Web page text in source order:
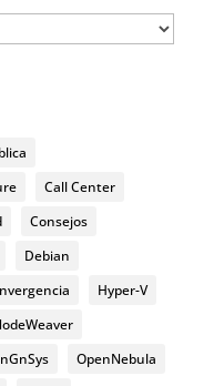
Call Center
Consejos
Debian
Hyper-V
OpenNebula